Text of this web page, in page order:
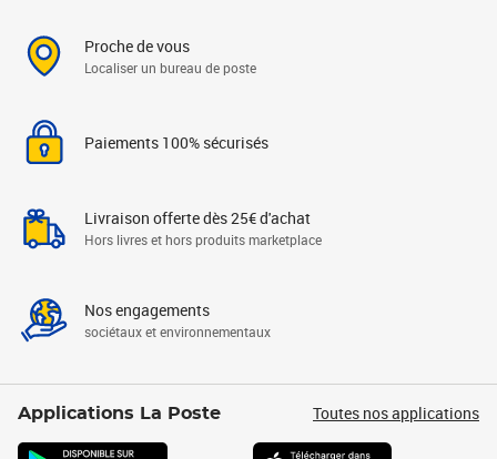
Proche de vous
Localiser un bureau de poste
Paiements 100% sécurisés
Livraison offerte dès 25€ d'achat
Hors livres et hors produits marketplace
Nos engagements
sociétaux et environnementaux
Applications La Poste Toutes nos applications